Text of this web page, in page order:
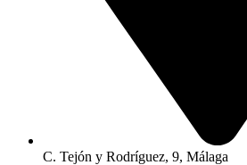
C. Tejón y Rodríguez, 9, Málaga